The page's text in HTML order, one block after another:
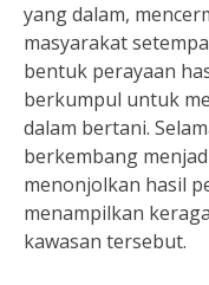
yang dalam,
masyarakat
bentuk perayaan
berkumpul untuk
dalam bertani.
berkembang
menonjolkan hasil
menampilkan
kawasan tersebut.